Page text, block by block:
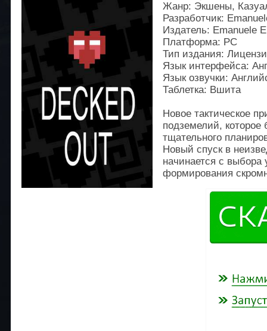
Жанр: Экшены,
Разработчик:
Издатель: Emanuele
Платформа: PC
Тип издания:
Язык интерфейса:
Язык озвучки:
Таблетка: Вшита
Новое тактическое
подземелий, которое
тщательного
Новый спуск в
начинается с выбора
формирования